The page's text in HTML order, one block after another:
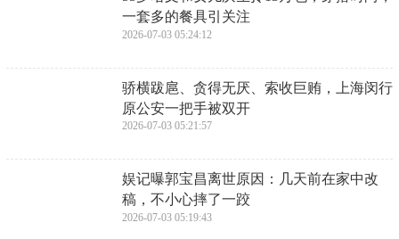
​蜻蜓FM、云听、喜马拉雅，三款主流收音
机APP横向对比体验
2026-07-03 05:35:23
老祖宗的智慧：“一人不入庙，二人不观
井……” 背后的处世哲学
2026-07-03 05:33:09
​华为新机依然是“中国芯” “卡脖子”问题是否